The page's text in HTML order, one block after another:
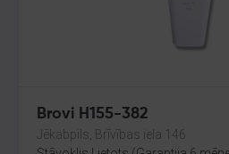
Brovi H155-382
Jēkabpils, Brīvības iela 146